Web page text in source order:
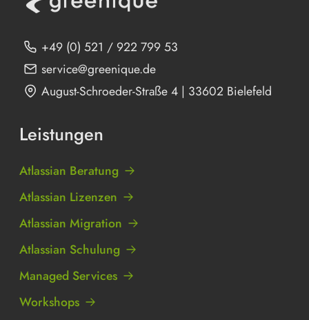
+49 (0) 521 / 922 799 53
service@greenique.de
August-Schroeder-Straße 4 | 33602 Bielefeld
Leistungen
Atlassian Beratung
Atlassian Lizenzen
Atlassian Migration
Atlassian Schulung
Managed Services
Workshops